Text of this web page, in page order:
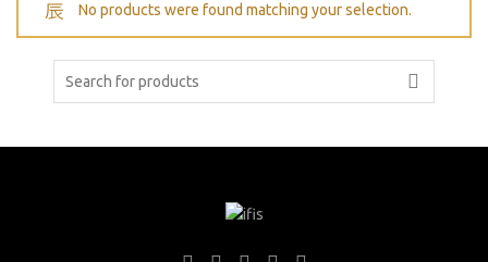
No products were found matching your selection.